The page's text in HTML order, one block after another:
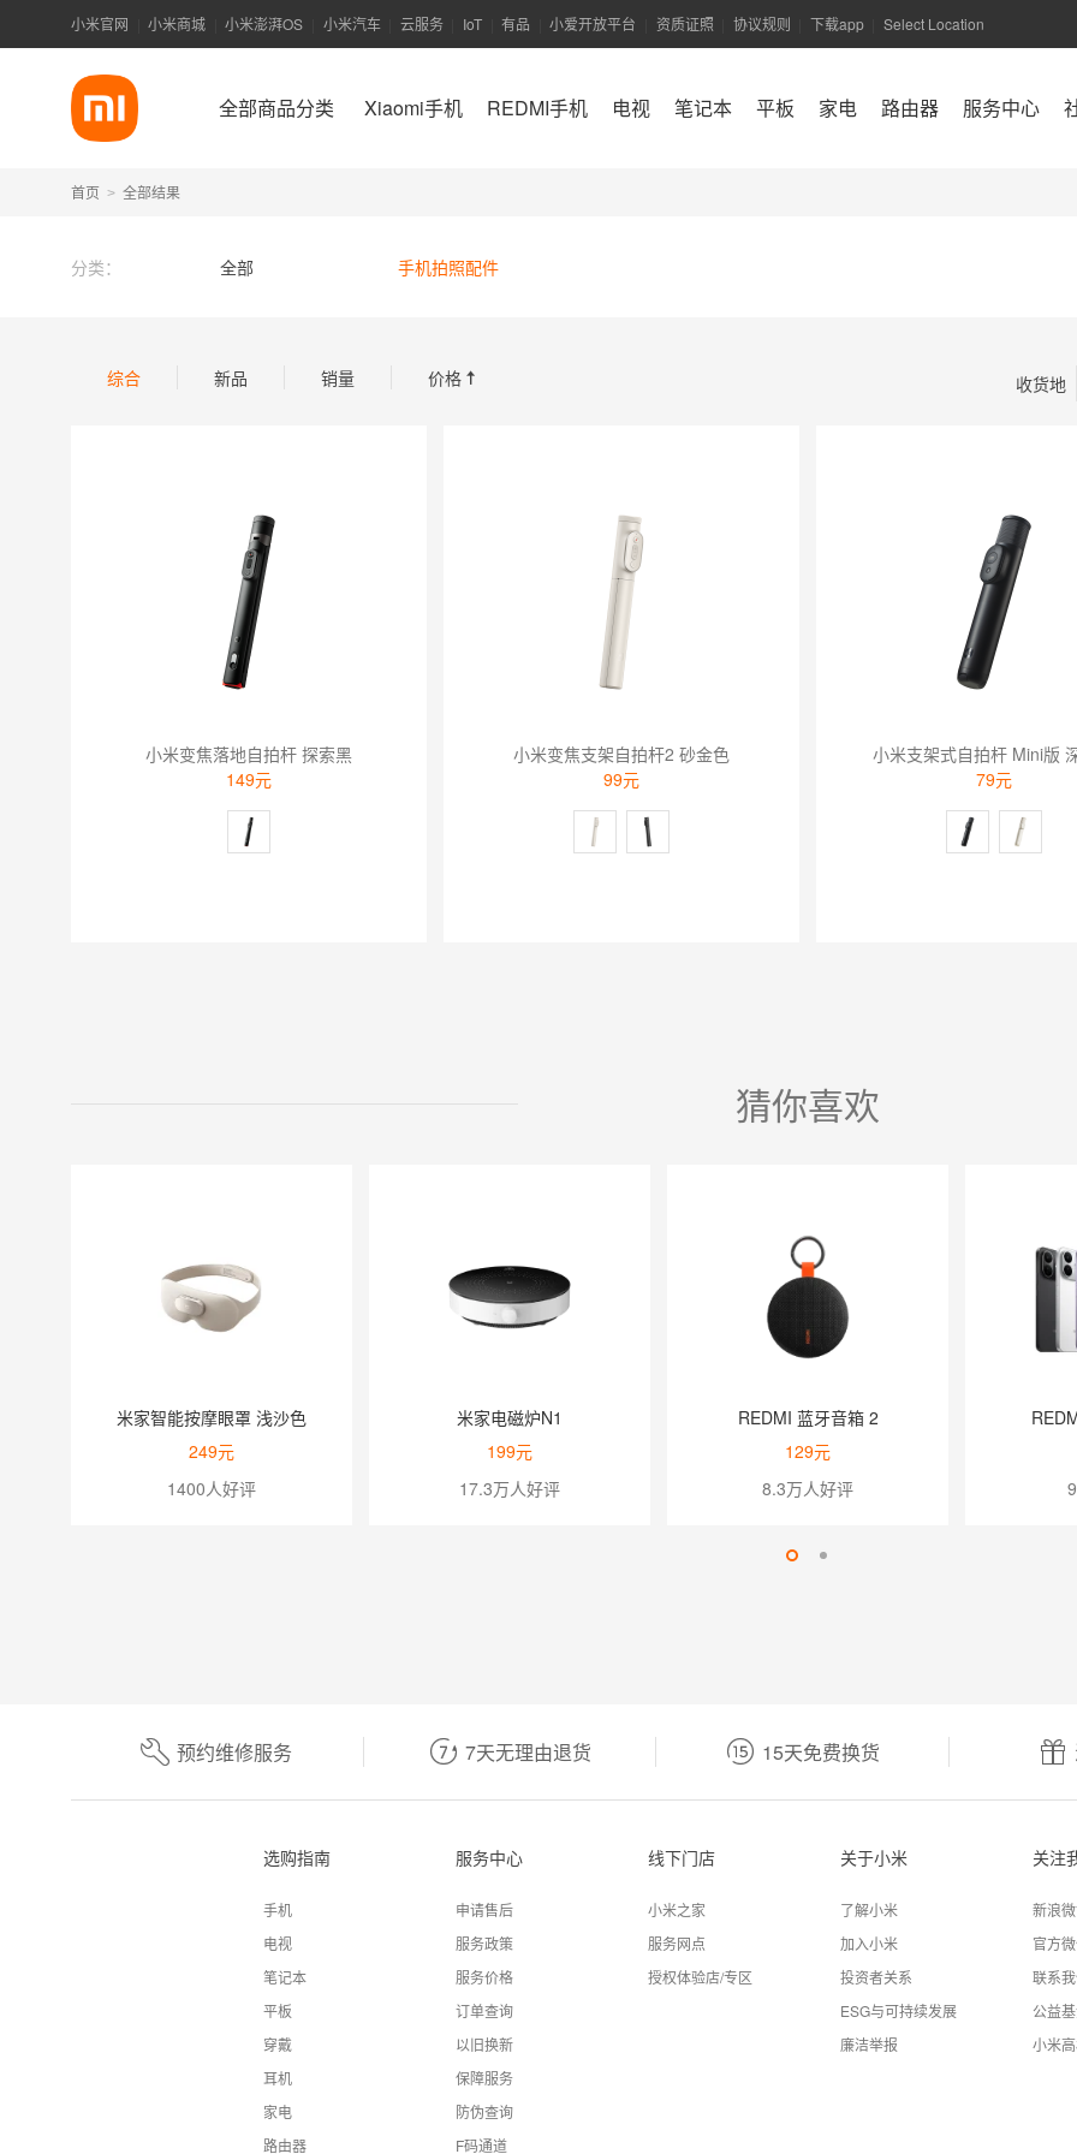
小米官网 小米商城 小米澎湃OS 小米汽车 云服务 IoT 有品 小爱开放平台 资质证照 协议规则 下载app Select Location
全部商品分类 Xiaomi手机 REDMI手机 电视 笔记本 平板 家电 路由器 服务中心
首页 > 全部结果
分类： 全部 手机拍照配件
综合 新品 销量 价格  收货地
小米变焦落地自拍杆 探索黑
149元
小米变焦支架自拍杆2 砂金色
99元
小米支架式自拍杆 Mini版
79元
猜你喜欢
米家电磁炉N1
199元
17.3万人好评
REDMI 蓝牙音箱 2
129元
8.3万人好评
REDMI Note 17 Pro
1599元
9万人好评
REDMI
2万
预约维修服务 7天无理由退货 15天免费换货
选购指南
手机
电视
笔记本
平板
穿戴
耳机
家电
路由器
服务中心
申请售后
服务政策
服务价格
订单查询
以旧换新
保障服务
防伪查询
F码通道
线下门店
小米之家
服务网点
授权体验店/专区
关于小米
了解小米
加入小米
投资者关系
ESG与可持续发展
廉洁举报
关注
新浪
官方
联系
公益
小米